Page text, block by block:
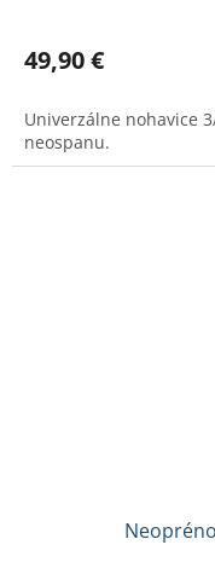
49,90 €
Univerzálne nohavice
neospanu.